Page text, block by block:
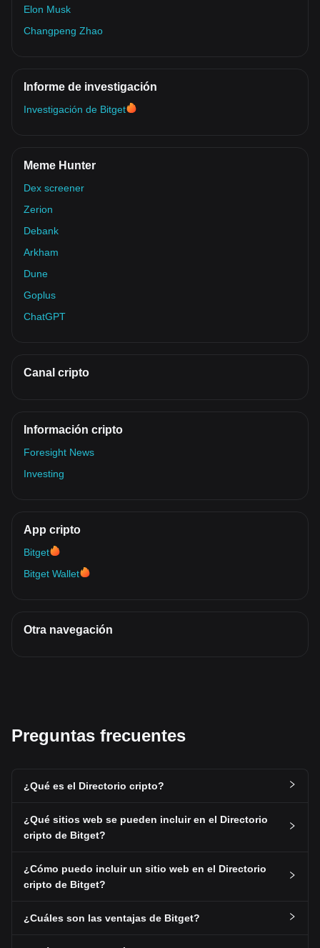
Elon Musk
Changpeng Zhao
Informe de investigación
Investigación de Bitget
Meme Hunter
Dex screener
Zerion
Debank
Arkham
Dune
Goplus
ChatGPT
Canal cripto
Información cripto
Foresight News
Investing
App cripto
Bitget
Bitget Wallet
Otra navegación
Preguntas frecuentes
¿Qué es el Directorio cripto?
¿Qué sitios web se pueden incluir en el Directorio
cripto de Bitget?
¿Cómo puedo incluir un sitio web en el Directorio
cripto de Bitget?
¿Cuáles son las ventajas de Bitget?